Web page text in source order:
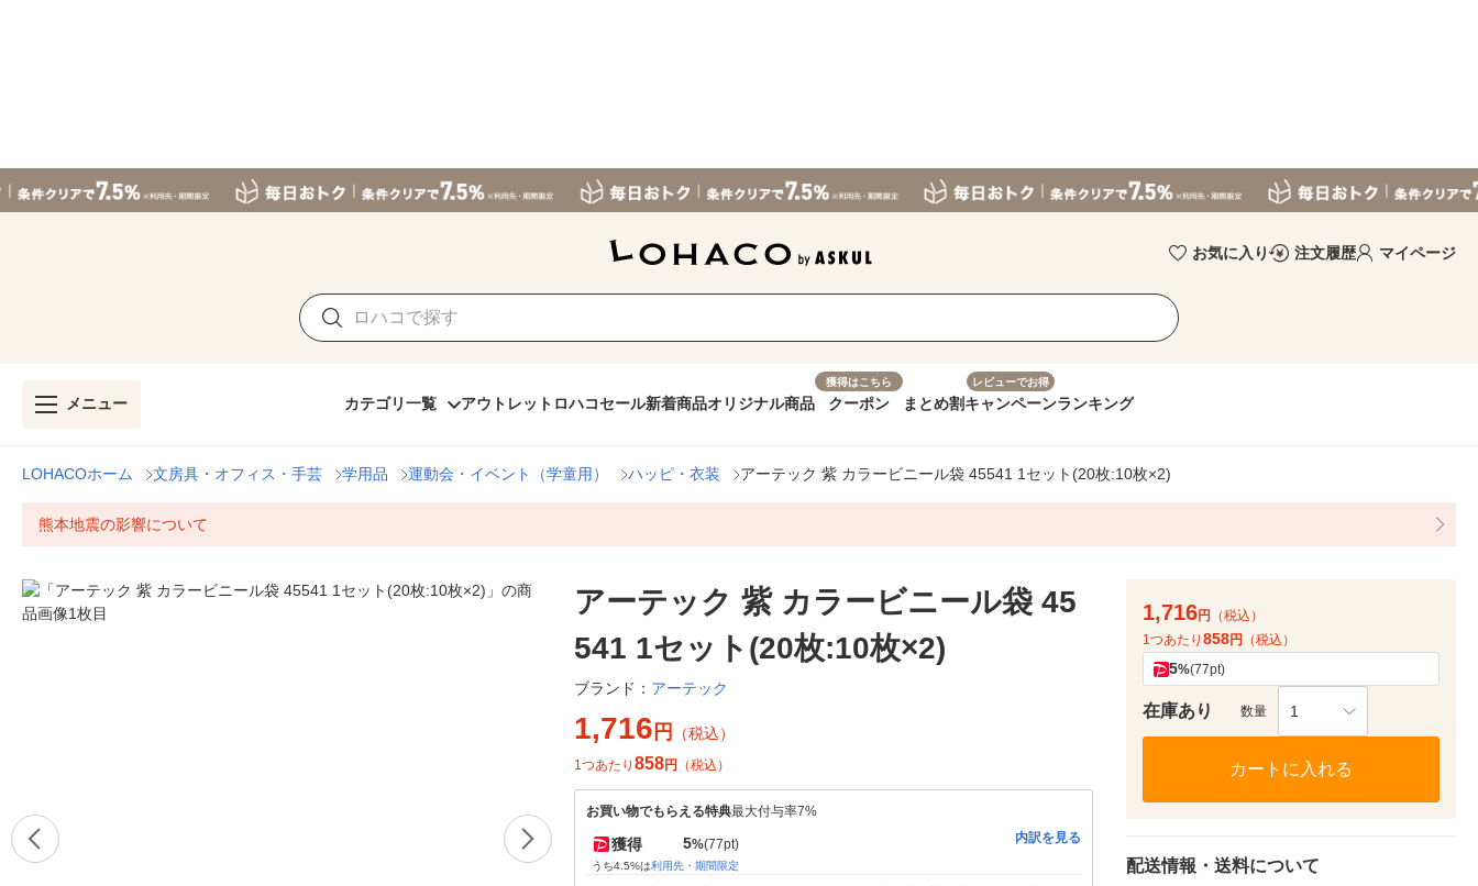
お気に入り 注文履歴 マイページ
メニュー カテゴリ一覧 アウトレット ロハコセール新着商品オリジナル商品
獲得はこちら
クーポン まとめ割
レビューでお得
キャンペーンランキング
LOHACOホーム 文房具・オフィス・手芸 学用品 運動会・イベント（学童用） ハッピ・衣装 アーテック 紫 カラービニール袋 45541 1セット(20枚:10枚×2)
熊本地震の影響について
アーテック 紫 カラービニール袋 45
541 1セット(20枚:10枚×2)
ブランド： アーテック
1,716 円 （税込）
1つあたり 858円 （税込）
お買い物でもらえる特典最大付与率7%
獲得 5%(77pt)
うち4.5%は利用先・期間限定
内訳を見る
1,716円
（税込）
1つあたり 858円 （税込）
5%(77pt)
在庫あり 数量 1
カートに入れる
配送情報・送料について